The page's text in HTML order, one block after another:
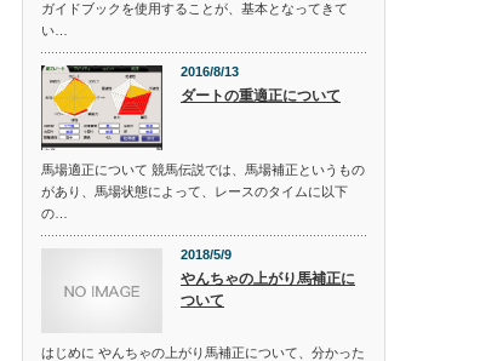
ガイドブックを使用することが、基本となってきて
い…
2016/8/13
ダートの重適正について
馬場適正について 競馬伝説では、馬場補正というもの
があり、馬場状態によって、レースのタイムに以下
の…
2018/5/9
やんちゃの上がり馬補正に
ついて
はじめに やんちゃの上がり馬補正について、分かった